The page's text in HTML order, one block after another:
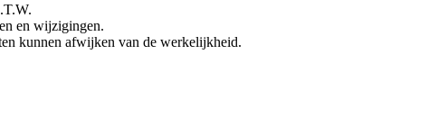
en wijzigingen.
kunnen afwijken van de werkelijkheid.